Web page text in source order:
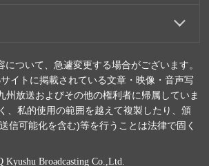
ついて、急遽変更する場合がございます。
サイトに掲載されている文章・映像・音声写
州放送およびその他の権利者に帰属していま
、私的使用の範囲を越えて複製したり、頒
信可能化を含む)等を行うことは法律で固く
Broadcasting Co.,Ltd.